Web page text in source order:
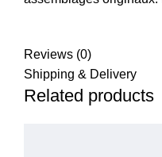
Reviews (0)
Shipping & Delivery
Related products